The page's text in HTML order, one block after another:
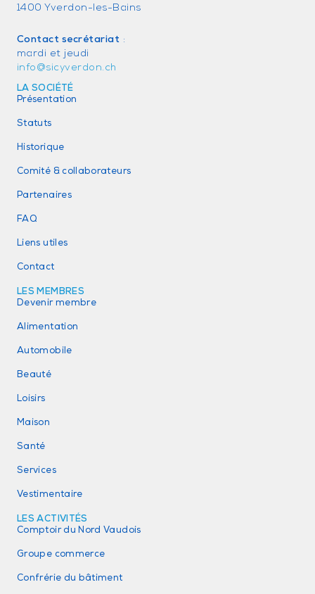
1400 Yverdon-les-Bains
Contact secrétariat :
mardi et jeudi
info@sicyverdon.ch
LA SOCIÉTÉ
Présentation
Statuts
Historique
Comité & collaborateurs
Partenaires
FAQ
Liens utiles
Contact
LES MEMBRES
Devenir membre
Alimentation
Automobile
Beauté
Loisirs
Maison
Santé
Services
Vestimentaire
LES ACTIVITÉS
Comptoir du Nord Vaudois
Groupe commerce
Confrérie du bâtiment